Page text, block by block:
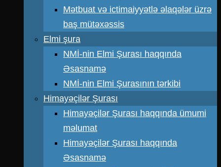
Mətbuat və ictimaiyyətlə əlaqələr üzrə
baş mütəxəssis
Elmi şura
NMİ-nin Elmi Şurası haqqında
Əsasnamə
NMİ-nin Elmi Şurasının tərkibi
Himayəçilər Şurası
Himayəçilər Şurası haqqında ümumi
məlumat
Himayəçilər Şurası haqqında
Əsasnamə